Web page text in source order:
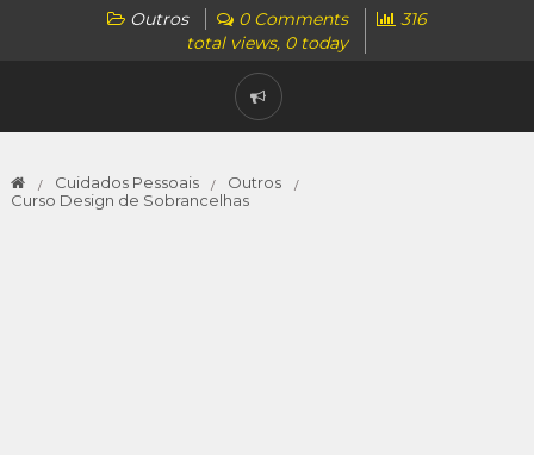
Outros 0 Comments
316
total views, 0 today
Cuidados Pessoais
Outros
Curso Design de Sobrancelhas